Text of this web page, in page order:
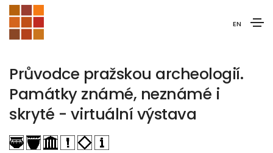
EN
Průvodce pražskou archeologií.
Památky známé, neznámé i
skryté - virtuální výstava